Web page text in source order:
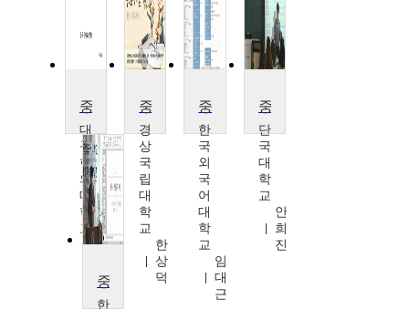
대
구
한
의
대
학
교
이
우
경
상
국
립
대
학
교
한
상
덕
한
국
외
국
어
대
학
교
임
대
근
단
국
대
학
교
안
희
진
한